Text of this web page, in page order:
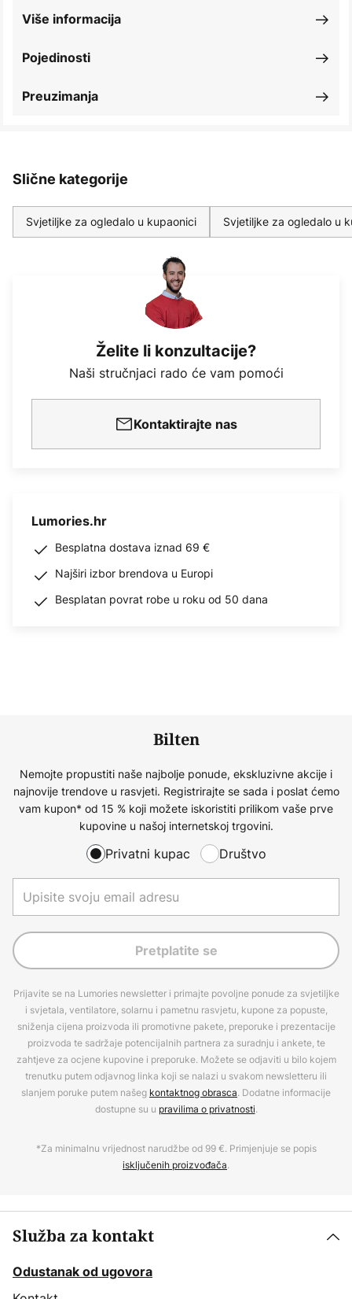
Pojedinosti
Više informacija
Preuzimanja
Slične kategorije
Svjetiljke za ogledalo u kupaonici Svjetiljke za ogledalo u
Želite li konzultacije?
Naši stručnjaci rado će vam pomoći
Kontaktirajte nas
Lumories.hr
Besplatna dostava iznad 69 €
Najširi izbor brendova u Europi
Besplatan povrat robe u roku od 50 dana
Bilten
Nemojte propustiti naše najbolje ponude, ekskluzivne akcije i
najnovije trendove u rasvjeti. Registrirajte se sada i poslat ćemo
vam kupon* od 15 % koji možete iskoristiti prilikom vaše prve
kupovine u našoj internetskoj trgovini.
Privatni kupac Društvo
Pretplatite se
Prijavite se na Lumories newsletter i primajte povoljne ponude za svjetiljke
i svjetala, ventilatore, solarnu i pametnu rasvjetu, kupone za popuste,
sniženja cijena proizvoda ili promotivne pakete, preporuke i prezentacije
proizvoda te sadržaje potencijalnih partnera za suradnju i ankete, te
zahtjeve za ocjene kupovine i preporuke. Možete se odjaviti u bilo kojem
trenutku putem odjavnog linka koji se nalazi u svakom newsletteru ili
slanjem poruke putem našeg kontaktnog obrasca. Dodatne informacije
dostupne su u pravilima o privatnosti.
*Za minimalnu vrijednost narudžbe od 99 €. Primjenjuje se popis
isključenih proizvođača.
Služba za kontakt
Odustanak od ugovora